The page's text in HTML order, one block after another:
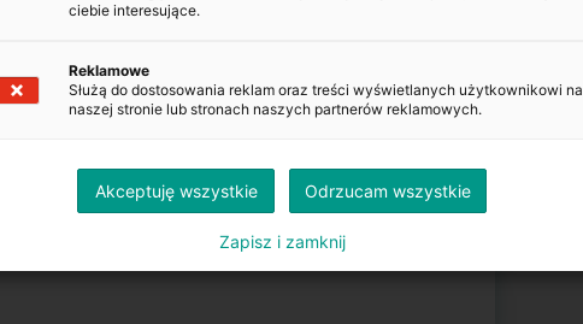
Kopiuj
Kopiuj
ciebie interesujące.
Reklamowe
Służą do dostosowania reklam oraz treści wyświetlanych użytkownikowi na
naszej stronie lub stronach naszych partnerów reklamowych.
Akceptuję wszystkie Odrzucam wszystkie
Zapisz i zamknij